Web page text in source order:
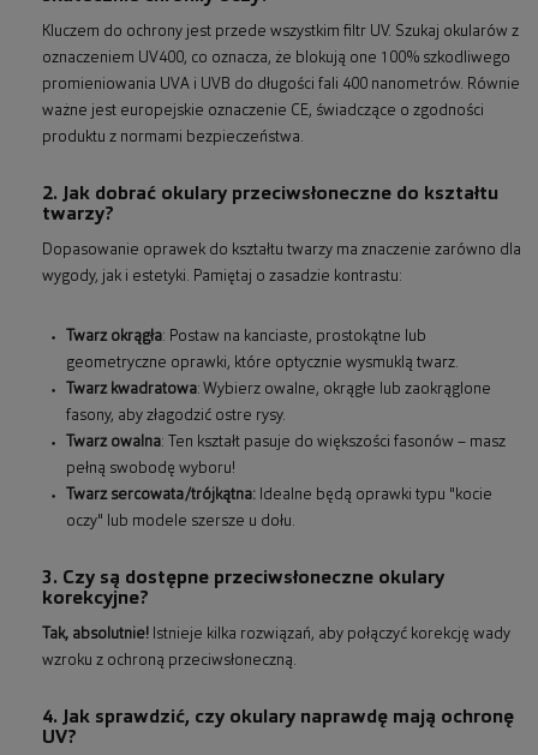
Kluczem do ochrony jest przede wszystkim filtr UV. Szukaj okularów z
oznaczeniem UV400, co oznacza, że blokują one 100% szkodliwego
promieniowania UVA i UVB do długości fali 400 nanometrów. Równie
ważne jest europejskie oznaczenie CE, świadczące o zgodności
produktu z normami bezpieczeństwa.
2. Jak dobrać okulary przeciwsłoneczne do kształtu
twarzy?
Dopasowanie oprawek do kształtu twarzy ma znaczenie zarówno dla
wygody, jak i estetyki. Pamiętaj o zasadzie kontrastu:
Twarz okrągła: Postaw na kanciaste, prostokątne lub
geometryczne oprawki, które optycznie wysmuklą twarz.
Twarz kwadratowa: Wybierz owalne, okrągłe lub zaokrąglone
fasony, aby złagodzić ostre rysy.
Twarz owalna: Ten kształt pasuje do większości fasonów – masz
pełną swobodę wyboru!
Twarz sercowata/trójkątna: Idealne będą oprawki typu "kocie
oczy" lub modele szersze u dołu.
3. Czy są dostępne przeciwsłoneczne okulary
korekcyjne?
Tak, absolutnie! Istnieje kilka rozwiązań, aby połączyć korekcję wady
wzroku z ochroną przeciwsłoneczną.
4. Jak sprawdzić, czy okulary naprawdę mają ochronę
UV?